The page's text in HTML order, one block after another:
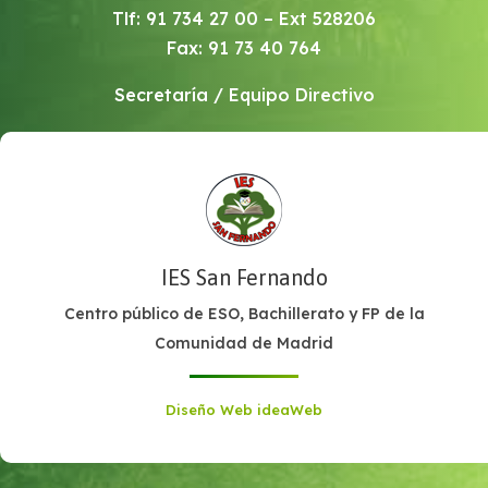
Tlf: 91 734 27 00 – Ext 528206
Fax: 91 73 40 764
Secretaría / Equipo Directivo
IES San Fernando
Centro público de ESO, Bachillerato y FP de la
Comunidad de Madrid
Diseño Web ideaWeb